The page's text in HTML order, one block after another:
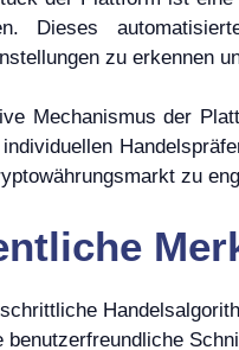
Dieses
zu erkennen
Mechanismus der
zu
benutzerfreundliche